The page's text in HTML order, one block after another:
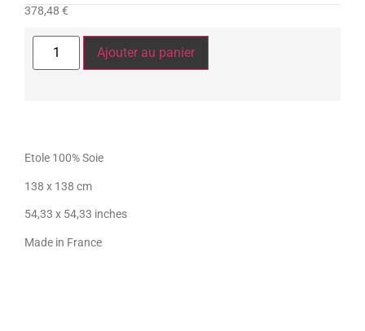
378,48 €
Ajouter au panier
Etole 100% Soie
138 x 138 cm
54,33 x 54,33 inches
Made in France